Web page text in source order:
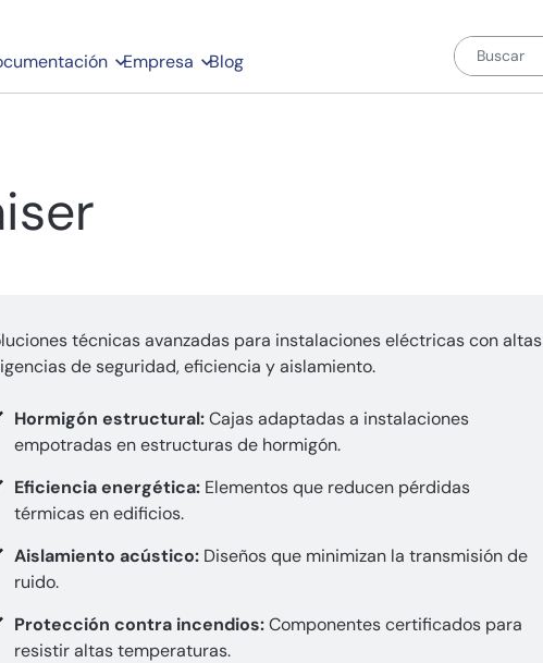
Empresa Blog
técnicas avanzadas para instalaciones eléctricas con altas
de seguridad, eficiencia y aislamiento.
Hormigón estructural:Cajas adaptadas a instalaciones
empotradas en estructuras de hormigón.
Eficiencia energética: Elementos que reducen pérdidas
térmicas en edificios.
Aislamiento acústico: Diseños que minimizan la transmisión de
ruido.
Protección contra incendios:Componentes certificados para
resistir altas temperaturas.